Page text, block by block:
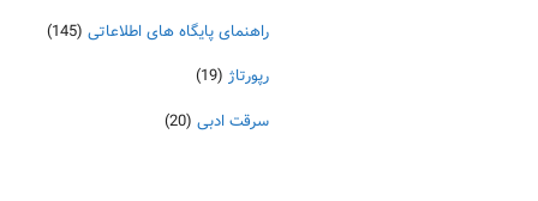
راهنمای پایگاه های اطلاعاتی (145)
رپورتاژ (19)
سرقت ادبی (20)